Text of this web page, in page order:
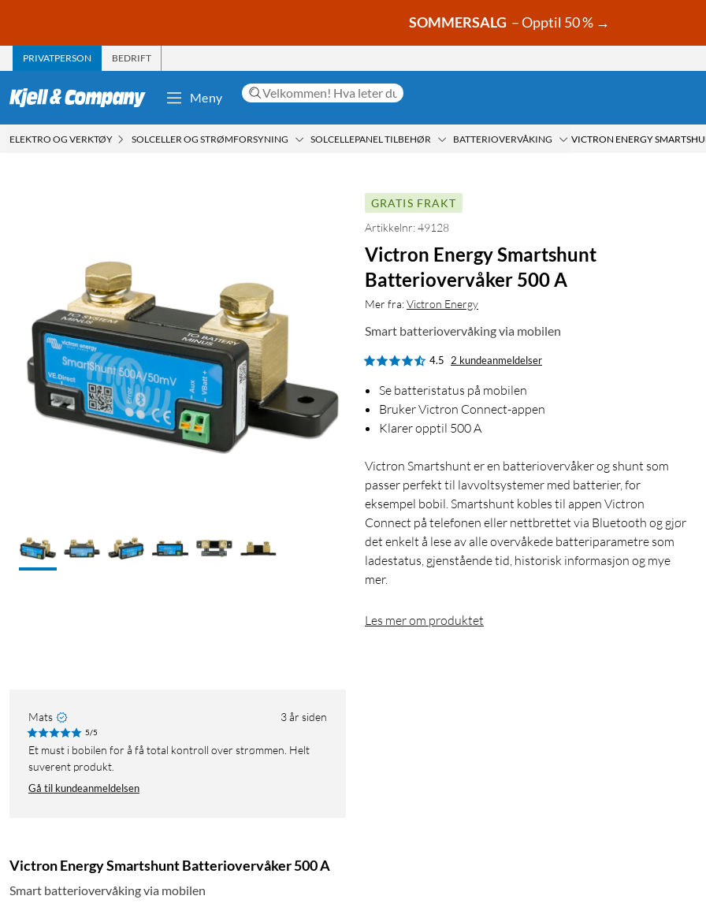
SOMMERSALG – Opptil 50 % →
PRIVATPERSON BEDRIFT
Meny
ELEKTRO OG VERKTØY SOLCELLER OG STRØMFORSYNING SOLCELLEPANEL TILBEHØR BATTERIOVERVÅKING
GRATIS FRAKT
Artikkelnr: 49128
Victron Energy Smartshunt
Batteriovervåker 500 A
Mer fra:Victron Energy
Smart batteriovervåking via mobilen
4.5 2 kundeanmeldelser
Se batteristatus på mobilen
Bruker Victron Connect-appen
Klarer opptil 500 A
Victron Smartshunt er en batteriovervåker og shunt som
passer perfekt til lavvoltsystemer med batterier, for
eksempel bobil. Smartshunt kobles til appen Victron
Connect på telefonen eller nettbrettet via Bluetooth og gjør
det enkelt å lese av alle overvåkede batteriparametre som
ladestatus, gjenstående tid, historisk informasjon og mye
mer.
Les mer om produktet
Mats 3 år siden
5/5
Et must i bobilen for å få total kontroll over strømmen. Helt
suverent produkt.
Gå til kundeanmeldelsen
Victron Energy Smartshunt Batteriovervåker 500 A
Smart batteriovervåking via mobilen